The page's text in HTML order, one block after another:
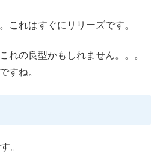
これはすぐにリリーズです。
れの良型かもしれません。。。
すね。
。